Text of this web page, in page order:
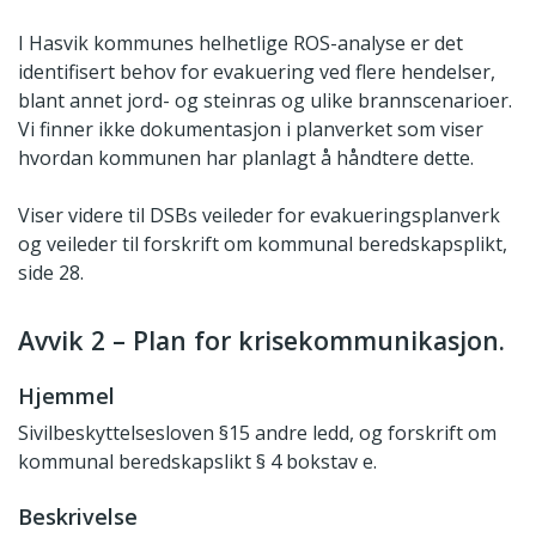
I Hasvik kommunes helhetlige ROS-analyse er det
identifisert behov for evakuering ved flere hendelser,
blant annet jord- og steinras og ulike brannscenarioer.
Vi finner ikke dokumentasjon i planverket som viser
hvordan kommunen har planlagt å håndtere dette.
Viser videre til DSBs veileder for evakueringsplanverk
og veileder til forskrift om kommunal beredskapsplikt,
side 28.
Avvik 2 – Plan for krisekommunikasjon.
Hjemmel
Sivilbeskyttelsesloven §15 andre ledd, og forskrift om
kommunal beredskapslikt § 4 bokstav e.
Beskrivelse